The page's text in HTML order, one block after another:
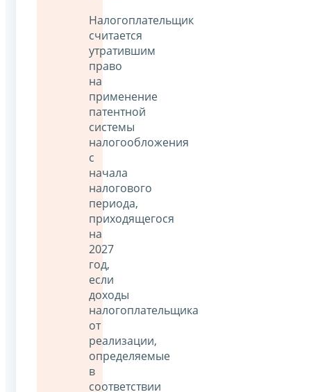
Налогоплательщик
считается
утратившим
право
на
применение
патентной
системы
налогообложения
с
начала
налогового
периода,
приходящегося
на
2027
год,
если
доходы
налогоплательщика
от
реализации,
определяемые
в
соответствии